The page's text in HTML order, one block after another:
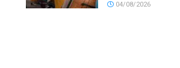
04/08/2026